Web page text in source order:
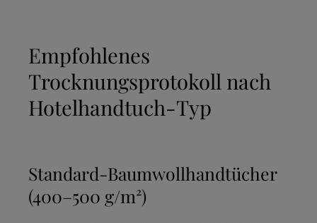
Empfohlenes
Trocknungsprotokoll nach
Hotelhandtuch-Typ
Standard-Baumwollhandtücher
(400–500 g/m²)